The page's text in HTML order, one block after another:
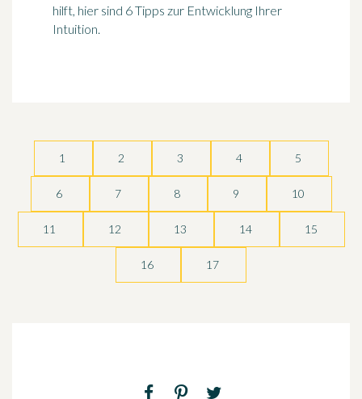
hilft, hier sind 6 Tipps zur Entwicklung Ihrer
Intuition.
1 2 3 4 5
6 7 8 9 10
11 12 13 14 15
16 17